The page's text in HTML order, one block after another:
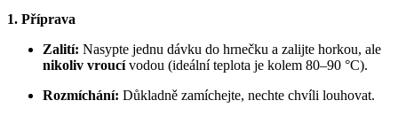
1. Příprava
Zalití: Nasypte jednu dávku do hrnečku a zalijte horkou, ale
nikoliv vroucívodou (ideální teplota je kolem 80–90 °C).
Rozmíchání: Důkladně zamíchejte, nechte chvíli louhovat.